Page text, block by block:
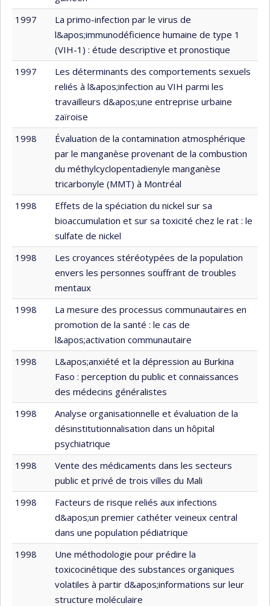
1997
La primo-infection par le virus de
l&apos;immunodéficience humaine de type 1
(VIH-1) : étude descriptive et pronostique
1997
Les déterminants des comportements sexuels
reliés à l&apos;infection au VIH parmi les
travailleurs d&apos;une entreprise urbaine
zaïroise
1998
Évaluation de la contamination atmosphérique
par le manganèse provenant de la combustion
du méthylcyclopentadienyle manganèse
tricarbonyle (MMT) à Montréal
1998
Effets de la spéciation du nickel sur sa
bioaccumulation et sur sa toxicité chez le rat : le
sulfate de nickel
1998
Les croyances stéréotypées de la population
envers les personnes souffrant de troubles
mentaux
1998
La mesure des processus communautaires en
promotion de la santé : le cas de
l&apos;activation communautaire
1998
L&apos;anxiété et la dépression au Burkina
Faso : perception du public et connaissances
des médecins généralistes
1998
Analyse organisationnelle et évaluation de la
désinstitutionnalisation dans un hôpital
psychiatrique
1998
Vente des médicaments dans les secteurs
public et privé de trois villes du Mali
1998
Facteurs de risque reliés aux infections
d&apos;un premier cathéter veineux central
dans une population pédiatrique
1998
Une méthodologie pour prédire la
toxicocinétique des substances organiques
volatiles à partir d&apos;informations sur leur
structure moléculaire